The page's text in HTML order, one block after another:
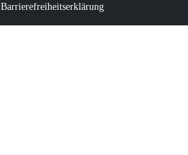
Barrierefreiheitserklärung